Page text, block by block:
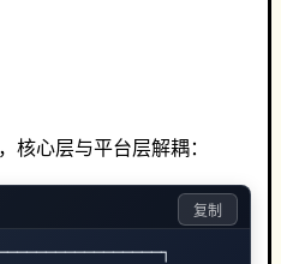
核心层与平台层解耦：
复制